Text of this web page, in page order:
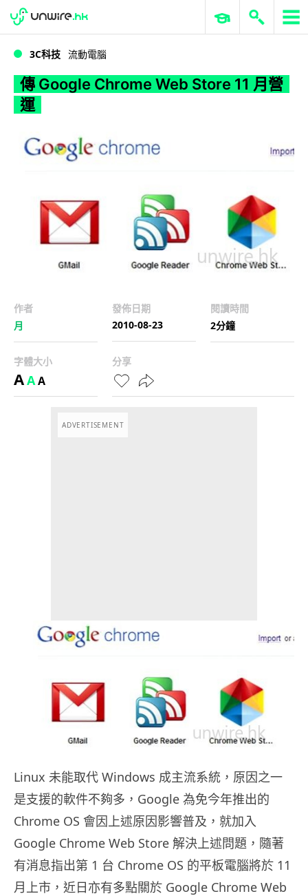
傳 Google Chrome Web Store 11 月營運
WWDC 2026 ERP 與商業 AI
3C科技 流動電腦
傳 Google Chrome Web Store 11 月營
運
作者
月
發佈日期
2010-08-23
閱讀時間
2分鐘
字體大小
AAA
分享
ADVERTISEMENT
Linux 未能取代 Windows 成主流系統，原因之一
是支援的軟件不夠多，Google 為免今年推出的
Chrome OS 會因上述原因影響普及，就加入
Google Chrome Web Store 解決上述問題，隨著
有消息指出第 1 台 Chrome OS 的平板電腦將於 11
月上市，近日亦有多點關於 Google Chrome Web